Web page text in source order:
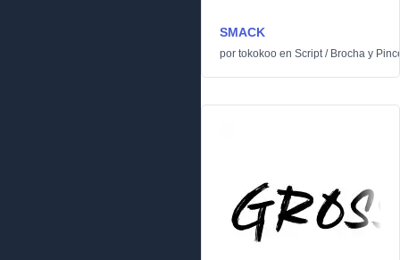
SMACK
por tokokoo en Script/ Brocha y